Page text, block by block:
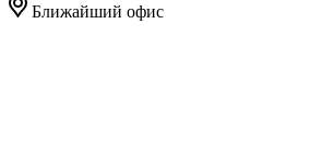
Ближайший офис